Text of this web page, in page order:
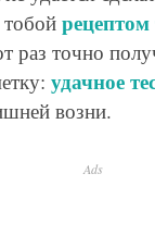
рецептом
раз точно
удачное
возни.
Ads